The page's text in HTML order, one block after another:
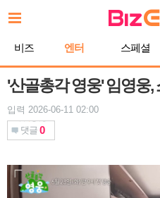
문
비즈 엔터 스페셜
'산골총각 영웅' 임영웅,
입력 2026-06-11 02:00
댓글 0